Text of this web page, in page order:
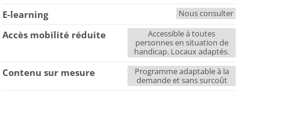
E-learning Nous consulter
Accès mobilité réduite
Accessible à toutes
personnes en situation de
handicap. Locaux adaptés.
Contenu sur mesure
Programme adaptable à la
demande et sans surcoût